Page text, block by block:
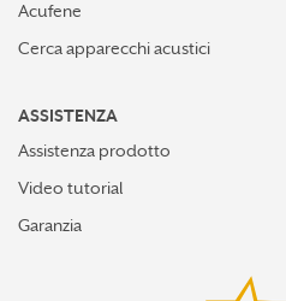
Acufene
Cerca apparecchi acustici
ASSISTENZA
Assistenza prodotto
Video tutorial
Garanzia